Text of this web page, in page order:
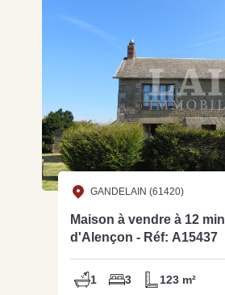
GANDELAIN (61420)
Maison à vendre à 12 min
d'Alençon - Réf: A15437
1 3 123 m²